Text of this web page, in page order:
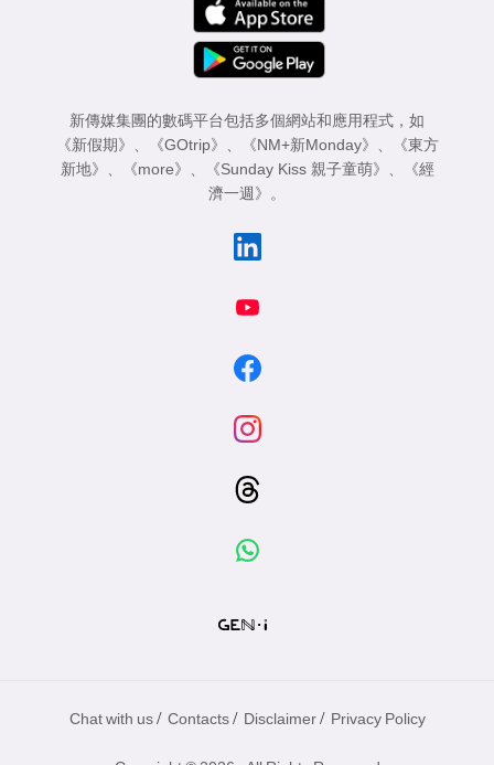
新傳媒集團的數碼平台包括多個網站和應用程式，如
《新假期》
《GOtrip》 《NM+新Monday》
《東方
新地》
《more》 《Sunday Kiss 親子童萌》
《經
濟一週》
。
Chat with us / Contacts / Disclaimer / Privacy Policy